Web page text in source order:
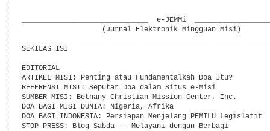
______________________________  e-JEMMi
                   (Jurnal Elektronik Mingguan Misi)
SEKILAS ISI
EDITORIAL
ARTIKEL MISI: Penting atau Fundamentalkah Doa Itu?
REFERENSI MISI: Seputar Doa dalam Situs e-Misi
SUMBER MISI: Bethany Christian Mission Center, Inc.
DOA BAGI MISI DUNIA: Nigeria, Afrika
DOA BAGI INDONESIA: Persiapan Menjelang PEMILU Legislatif
STOP PRESS: Blog Sabda -- Melayani dengan Berbagi